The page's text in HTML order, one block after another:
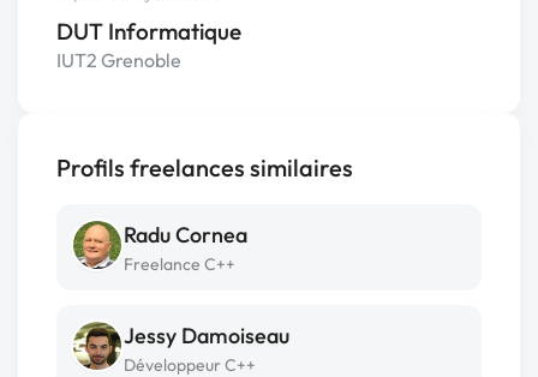
DUT Informatique
IUT2 Grenoble
Profils freelances similaires
Radu Cornea
Freelance C++
Jessy Damoiseau
Développeur C++